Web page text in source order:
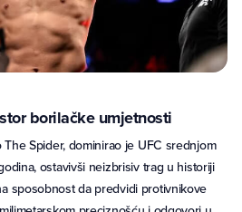
borilačke umjetnosti
Spider, dominirao je UFC srednjom
ostavivši neizbrisiv trag u historiji
sposobnost da predvidi protivnikove